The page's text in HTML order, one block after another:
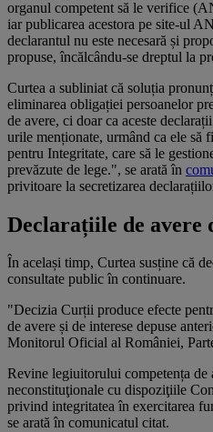
organul competent să le verifice
iar publicarea acestora pe site-ul
declarantul nu este necesară și
propuse, încălcându-se dreptul la
Curtea a subliniat că soluția
eliminarea obligației persoanelor
de avere, ci doar ca aceste
urile menționate, urmând ca ele să
pentru Integritate, care să le
prevăzute de lege.", se arată în
privitoare la secretizarea
Declarațiile de avere
În același timp, Curtea susține că
consultate public în continuare.
"Decizia Curții produce efecte
de avere și de interese depuse
Monitorul Oficial al României,
Revine legiuitorului competența de
neconstituţionale cu dispoziţiile
privind integritatea în exercitarea
se arată în comunicatul citat.